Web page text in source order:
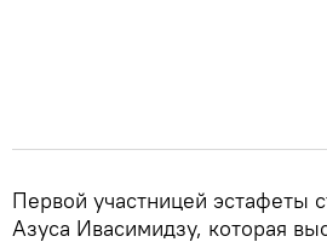
Первой участницей эстафеты
Азуса Ивасимидзу, которая